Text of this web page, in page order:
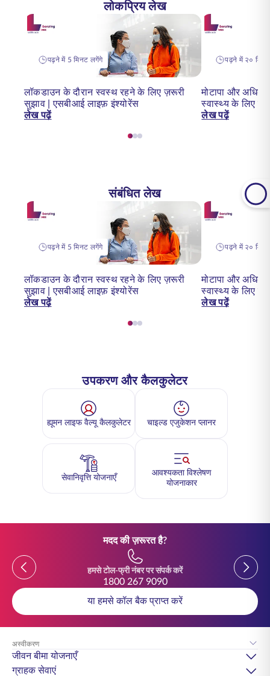
लोकप्रिय लेख
पढ़ने में 5 मिनट लगेंगे
लॉकडाउन के दौरान स्वस्थ रहने के लिए ज़रूरी
सुझाव | एसबीआई लाइफ़ इंश्योरेंस
लेख पढ़ें
पढ़ने में २०
मोटापा और
स्वास्थ्य के लिए
लेख पढ़ें
संबंधित लेख
पढ़ने में 5 मिनट लगेंगे
लॉकडाउन के दौरान स्वस्थ रहने के लिए ज़रूरी
सुझाव | एसबीआई लाइफ़ इंश्योरेंस
लेख पढ़ें
पढ़ने में २०
मोटापा और
स्वास्थ्य के लिए
लेख पढ़ें
उपकरण और कैलकुलेटर
ह्यूमन लाइफ वैल्यू कैलकुलेटर चाइल्ड एजुकेशन प्लानर
सेवानिवृत्ति योजनाएँ
आवश्यकता विश्लेषण
योजनाकार
मदद की ज़रूरत है?
Previous
हमसे टोल-फ्री नंबर पर संपर्क करें
1800 267 9090
Previous
या हमसे कॉल बैक प्राप्त करें
अस्वीकरण
जीवन बीमा योजनाएँ
ग्राहक सेवाएं